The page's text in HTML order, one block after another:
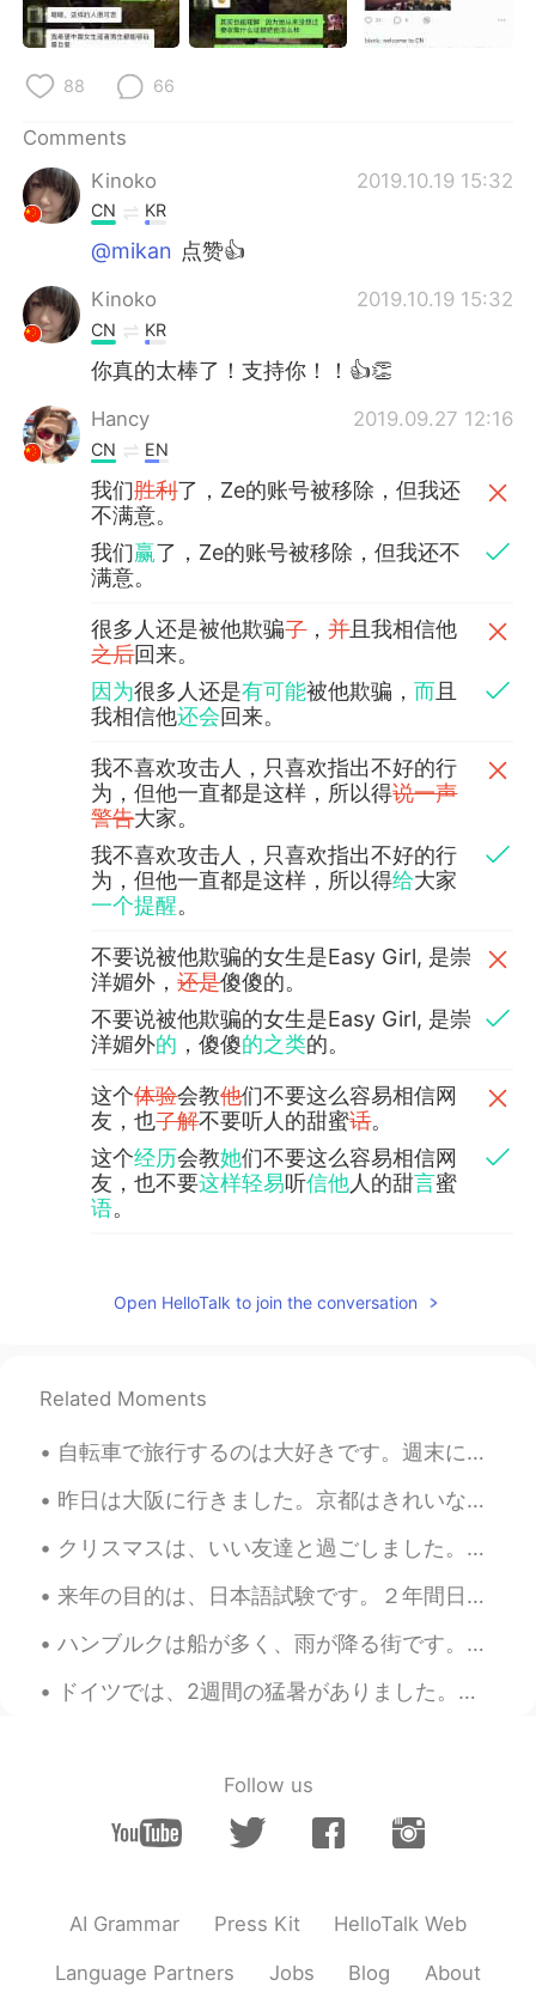
88 66
Comments
Kinoko
2019.10.19 15:32
CN KR
@mikan 点赞👍
Kinoko 2019.10.19 15:32
CN KR
你真的太棒了！支持你！！👍👏
Hancy 2019.09.27 12:16
CN EN
我们胜利了，Ze的账号被移除，但我还
不满意。
我们赢了，Ze的账号被移除，但我还不
满意。
很多人还是被他欺骗了，并且我相信他
之后回来。
因为很多人还是有可能被他欺骗，而且
我相信他还会回来。
我不喜欢攻击人，只喜欢指出不好的行
为，但他一直都是这样，所以得说一声
警告大家。
我不喜欢攻击人，只喜欢指出不好的行
为，但他一直都是这样，所以得给大家
一个提醒。
不要说被他欺骗的女生是Easy Girl, 是崇
洋媚外，还是傻傻的。
不要说被他欺骗的女生是Easy Girl, 是崇
洋媚外的 ，傻傻的之类的。
这个体验会教他们不要这么容易相信网
友，也了解不要听人的甜蜜话。
这个经历会教她们不要这么容易相信网
友，也不要这样轻易听信他人的甜言蜜
语。
我不是反对在这
里
的的人确实不受欢迎。
爱情从友情的土地
发芽，但是有
目的的人确实不受欢迎。
男生被女性 骗，女性被男性骗，不可否
认是恶性循环。
能。
能够分别
网上的好人和坏人才是最好。
不管你是男生还是女生，不管你是什么
国家的，你都需要
一点警觉，多一
不管你是男生还是女生，
也不管你是来
和自我保护意识。双方多一点了解不是
Open HelloTalk to join the conversation
Related Moments
自転車で旅行するのは大好きです。週末にはドイツの北を旅行しました。森にテントで寝ました。夜中に森で蛍がたくさん見えました。9月に蛍を見えるのは珍しいと思います。😊😊😊今から毎日寒くなって来ていま...
昨日は大阪に行きました。京都はきれいな街だけど、時々大阪に行くのは楽しいことです。大阪に住んでいる友達は来年ドイツ語勉強するためにドイツに行く予定があります。しかし、ドイツ語を勉強するためのビザ...
クリスマスは、いい友達と過ごしました。友達は、チーズケーキを作りました。とても美味しかったですよ!友達も折り紙がとても上手です。沢山話して、沢山笑いました。ドイツのクリスマスと違いましたが、素晴...
来年の目的は、日本語試験です。２年間日本語を勉強し、６年間中国語を勉強しました。今、一年間日本に住んでいます。中国語を知ることは、日本語を読むのに役立ちます。僕の会話能力はまだ低いですが、JLP...
ハンブルクは船が多く、雨が降る街です。サイクリングをする時、大きな船が港に入るのが見えます。エアバス工場も近いです。昨日偶然的エアバスA380の着陸を見ました！とてもびっくりしました。😂飛行機が...
ドイツでは、2週間の猛暑がありました。気温は毎日30度以上でした。金曜日から涼しくなっています。昨日は、ハンブルクで大雷雨がありました。大雷雨の時、木の下で待っていました。とても楽しかったです。😄😄😄
Follow us
AI Grammar Press Kit HelloTalk Web
Language Partners Jobs Blog About